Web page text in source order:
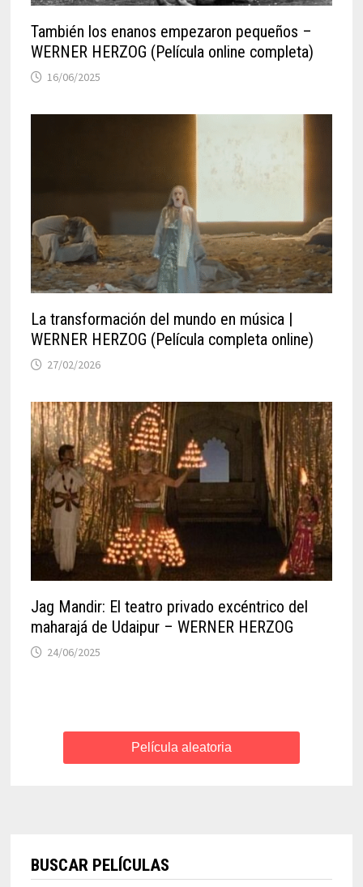
También los enanos empezaron pequeños –
WERNER HERZOG (Película online completa)
16/06/2025
La transformación del mundo en música |
WERNER HERZOG (Película completa online)
27/02/2026
Jag Mandir: El teatro privado excéntrico del
maharajá de Udaipur – WERNER HERZOG
24/06/2025
Película aleatoria
BUSCAR PELÍCULAS